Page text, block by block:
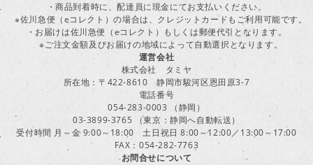
・商品到着時に、配達員に現金にてお支払いください。
※佐川急便（eコレクト）の場合は、クレジットカードもご利用可能です。
・お届けは佐川急便（eコレクト）もしくは郵便代引となります。
※ご注文金額及びお届けの地域によって自動選択となります。
運営会社
株式会社 タミヤ
所在地：〒422-8610 静岡市駿河区恩田原3-7
電話番号
054-283-0003 （静岡）
03-3899-3765 （東京：静岡へ自動転送）
受付時間 月～金 9:00～18:00 土日祝日 8:00～12:00／13:00～17:00
FAX：054-282-7763
お問合せについて